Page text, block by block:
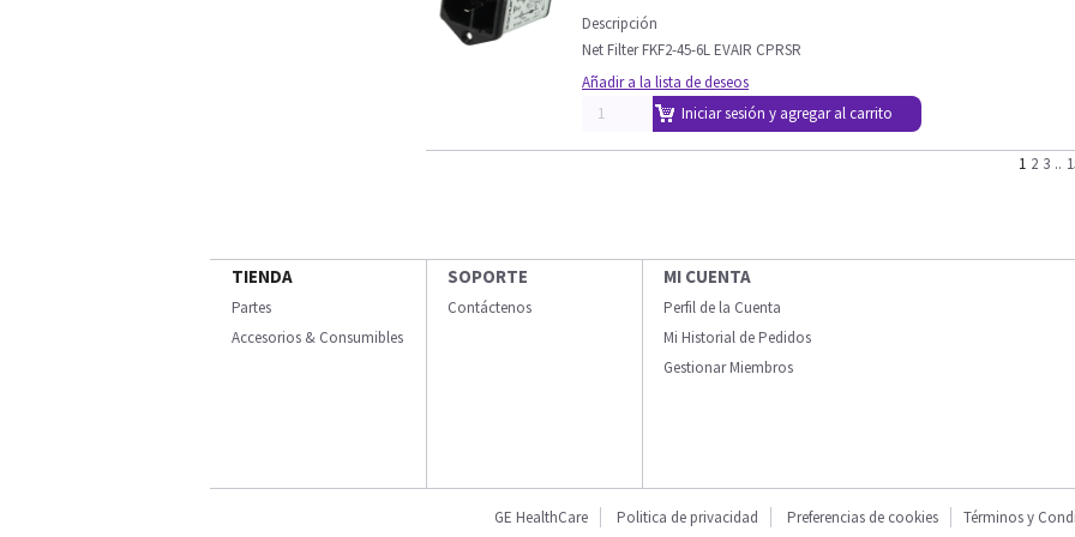
Descripción
Net Filter FKF2-45-6L EVAIR CPRSR
Añadir a la lista de deseos
Iniciar sesión y agregar al carrito
1 2 3 ..
TIENDA
Partes
Accesorios & Consumibles
SOPORTE
Contáctenos
MI CUENTA
Perfil de la Cuenta
Mi Historial de Pedidos
Gestionar Miembros
GE HealthCare Politica de privacidad Preferencias de cookies Términos y